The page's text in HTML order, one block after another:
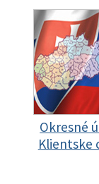
Okresné
Klientske